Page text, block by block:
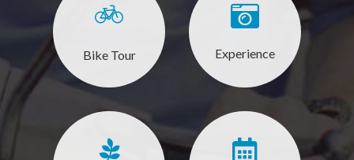
Bike Tour Experience